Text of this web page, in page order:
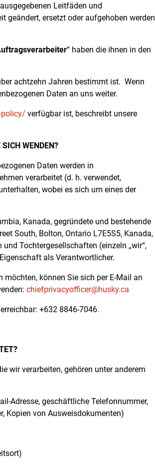
Leitfäden und
geändert, ersetzt oder aufgehoben werden
“ haben die ihnen in den
achtzehn Jahren bestimmt ist. Wenn
Daten an uns weiter.
verfügbar ist, beschreibt unsere
WENDEN?
Daten werden in
verarbeitet (d. h. verwendet,
wobei es sich um eines der
Kanada, gegründete und bestehende
South, Bolton, Ontario L7E5S5, Kanada,
Tochtergesellschaften (einzeln „wir“,
als Verantwortlicher.
möchten, können Sie sich per E-Mail an
chiefprivacyofficer@husky.ca
+632 8846-7046.
wir verarbeiten, gehören unter anderem
Adresse, geschäftliche Telefonnummer,
Kopien von Ausweisdokumenten)